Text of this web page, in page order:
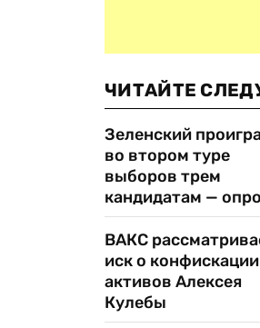
ЧИТАЙТЕ
Зеленский
во втором туре
выборов трем
кандидатам —
ВАКС
иск о конфискации
активов Алексея
Кулебы